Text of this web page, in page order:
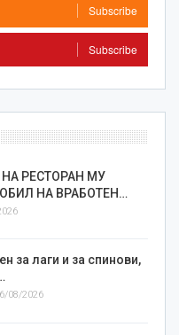
Subscribe
Subscribe
РЕСТОРАН МУ
НА ВРАБОТЕН…
за лаги и за спинови,
08/2026